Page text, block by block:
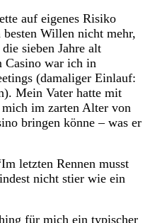
auf eigenes Risiko
Willen nicht mehr,
sieben Jahre alt
Casino war ich in
(damaliger Einlauf:
Mein Vater hatte mit
mich im zarten Alter von
bringen könne – was er
letzten Rennen musst
nicht stier wie ein
für mich ein typischer